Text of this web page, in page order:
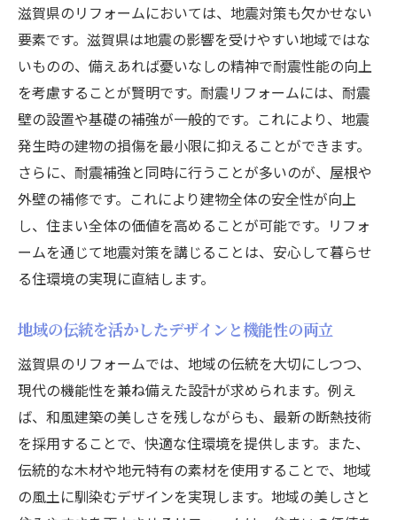
滋賀県のリフォームにおいては、地震対策も欠かせない
要素です。滋賀県は地震の影響を受けやすい地域ではな
いものの、備えあれば憂いなしの精神で耐震性能の向上
を考慮することが賢明です。耐震リフォームには、耐震
壁の設置や基礎の補強が一般的です。これにより、地震
発生時の建物の損傷を最小限に抑えることができます。
さらに、耐震補強と同時に行うことが多いのが、屋根や
外壁の補修です。これにより建物全体の安全性が向上
し、住まい全体の価値を高めることが可能です。リフォ
ームを通じて地震対策を講じることは、安心して暮らせ
る住環境の実現に直結します。
地域の伝統を活かしたデザインと機能性の両立
滋賀県のリフォームでは、地域の伝統を大切にしつつ、
現代の機能性を兼ね備えた設計が求められます。例え
ば、和風建築の美しさを残しながらも、最新の断熱技術
を採用することで、快適な住環境を提供します。また、
伝統的な木材や地元特有の素材を使用することで、地域
の風土に馴染むデザインを実現します。地域の美しさと